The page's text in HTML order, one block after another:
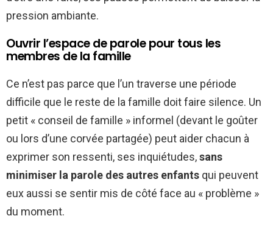
pression ambiante.
Ouvrir l’espace de parole pour tous les
membres de la famille
Ce n’est pas parce que l’un traverse une période
difficile que le reste de la famille doit faire silence. Un
petit « conseil de famille » informel (devant le goûter
ou lors d’une corvée partagée) peut aider chacun à
exprimer son ressenti, ses inquiétudes,sans
minimiser la parole des autres enfants qui peuvent
eux aussi se sentir mis de côté face au « problème »
du moment.